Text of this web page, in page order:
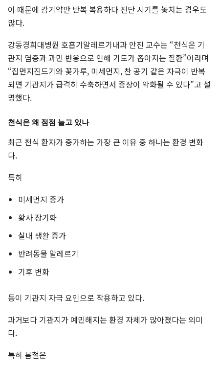
이 때문에 감기약만 반복 복용하다 진단 시기를 놓치는 경우도
많다.
강동경희대병원 호흡기알레르기내과 안진 교수는 “천식은 기
관지 염증과 과민 반응으로 인해 기도가 좁아지는 질환”이라며
“집먼지진드기와 꽃가루, 미세먼지, 찬 공기 같은 자극이 반복
되면 기관지가 급격히 수축하면서 증상이 악화될 수 있다”고 설
명했다.
천식은 왜 점점 늘고 있나
최근 천식 환자가 증가하는 가장 큰 이유 중 하나는 환경 변화
다.
특히
미세먼지 증가
황사 장기화
실내 생활 증가
반려동물 알레르기
기후 변화
등이 기관지 자극 요인으로 작용하고 있다.
과거보다 기관지가 예민해지는 환경 자체가 많아졌다는 의미
다.
특히 봄철은